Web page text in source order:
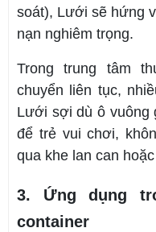
soát), Lưới sẽ hứng
nạn nghiêm trọng.
Trong trung tâm
chuyển liên tục,
Lưới sợi dù ô vuông
để trẻ vui chơi,
qua khe lan can
3. Ứng dụng
container